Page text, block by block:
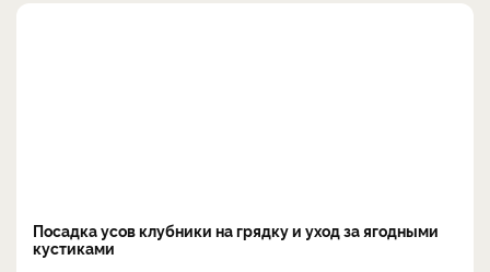
Посадка усов клубники на грядку и уход за ягодными
кустиками